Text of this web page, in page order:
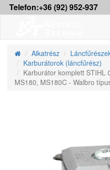
Telefon:+36 (92) 952-937
Alkatrész
Karburátorok (láncfűrész)
Karburátor komplett STIHL
MS180, MS180C - Walbro